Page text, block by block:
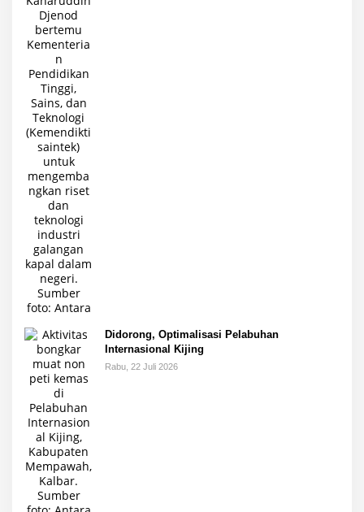
Didorong, Optimalisasi Pelabuhan
Internasional Kijing
Rabu, 22 Juli 2026